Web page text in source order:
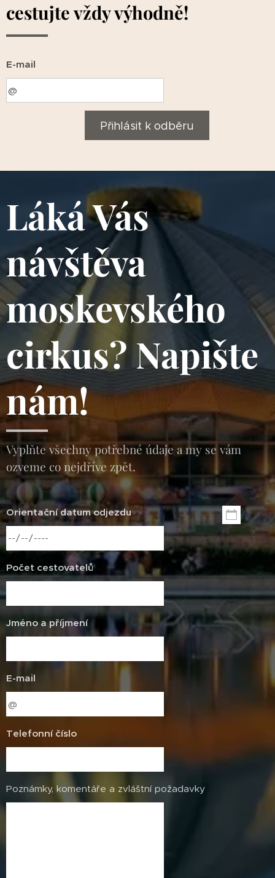
cestujte vždy výhodně!
E-mail
Přihlásit k odběru
Láká Vás
návštěva
moskevského
cirkus? Napište
nám!
Vyplňte všechny potřebné údaje a my se vám
ozveme co nejdříve zpět.
Orientační datum odjezdu
Počet cestovatelů
Jméno a příjmení
E-mail
Telefonní číslo
Poznámky, komentáře a zvláštní požadavky